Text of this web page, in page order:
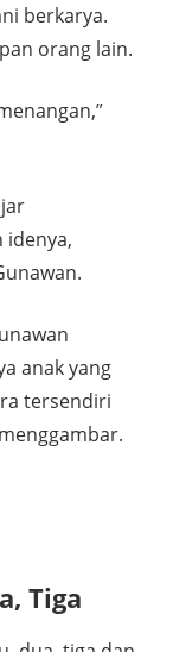
berkarya.
orang lain.
idenya,
anak yang
tersendiri
Tiga